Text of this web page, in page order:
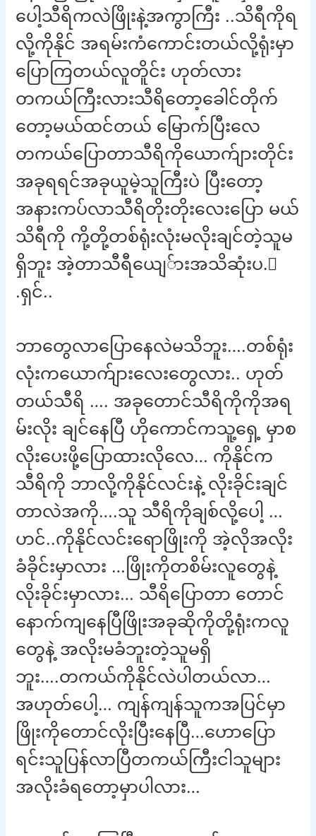
ပေါ့သီရိကလဲဖြိုးနဲ့အကွာကြီး ..သိရီကိုရ
လို့ကိုနိုင် အရမ်းကံကောင်းတယ်လို့ရုံးမှာ
ပြောကြတယ်လူတိူင်း ဟုတ်လား
တကယ်ကြီးလားသီရိတော့ခေါင်တိုက်
တော့မယ်ထင်တယ် မြောက်ပြီးလေ
တကယ်ပြောတာသီရိကိုယောက်ျားတိုင်း
အခုရရင်အခုယူမဲ့သူကြီးပဲ ပြီးတော့
အနားကပ်လာသီရိတိုးတိုးလေးပြော မယ်
သိရီကို ကို့တို့တစ်ရုံးလုံးမလိုးချင်တဲ့သူမ
ရှိဘူး အဲ့တာသီရီယျေ်ားအသိဆုံးပ.ဲ
.ရှင်..
ဘာတွေလာပြောနေလဲမသိဘူး….တစ်ရုံး
လုံးကယောက်ျားလေးတွေလား.. ဟုတ်
တယ်သီရိ …. အခုတောင်သီရိကိုကိုအရ
မ်းလိုး ချင်နေပြီ ဟိုကောင်ကသူ့ရှေ့ မှာစ
လိုးပေးဖို့ပြောထားလိုလေ… ကိုနိုင်က
သီရိကို ဘာလို့ကိုနိုင်လင်းနဲ့ လိုးခိုင်းချင်
တာလဲအကို….သူ သီရိကိုချစ်လို့ပေါ့ …
ဟင်..ကိုနိုင်လင်းရောဖြိုးကို အဲ့လိုအလိုး
ခံခိုင်းမှာလား …ဖြိုးကိုတစိမ်းလူတွေနဲ့
လိုးခိုင်းမှာလား… သီရိပြောတာ တောင်
နောက်ကျနေပြီဖြိုးအခုဆိုကိုတို့ရုံးကလူ
တွေနဲ့ အလိုးမခံဘူးတဲ့သူမရှိ
ဘူး….တကယ်ကိုနိုင်လဲပါတယ်လာ…
အဟုတ်ပေါ့… ကျန်ကျန်သူကအပြင်မှာ
ဖြိုးကိုတောင်လိုးပြီးနေပြီ…ဟောပြော
ရင်းသူပြန်လာပြီတကယ်ကြီးငါသူများ
အလိုးခံရတော့မှာပါလား…